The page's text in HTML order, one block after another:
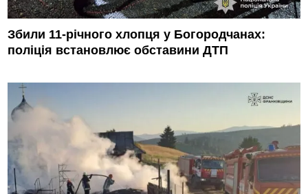
Збили 11-річного хлопця у Богородчанах:
поліція встановлює обставини ДТП